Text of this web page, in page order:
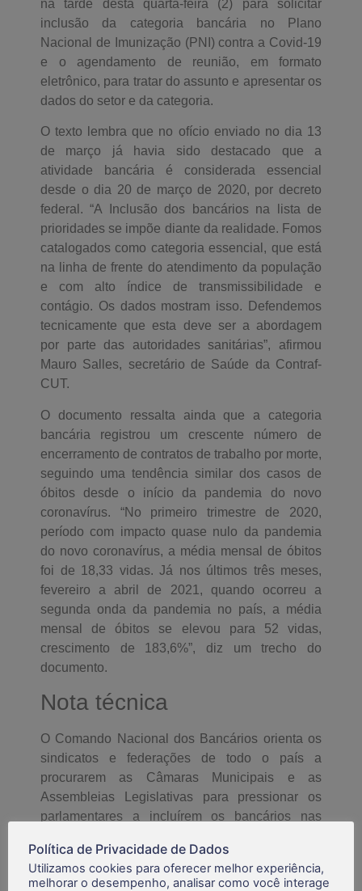
na tarde desta quarta-feira (2) para solicitar
inclusão da categoria bancária no Plano
Nacional de Imunização (PNI) contra a Covid-19
e o agendamento de reunião, em formato
eletrônico, para tratar do assunto e apresentar os
dados do setor e da categoria.
O texto lembra que no ofício enviado no dia 13
de março já havia sido destacado que a
atividade bancária é considerada essencial
desde o dia 20 de março de 2020, por decreto
federal. “A Inclusão dos bancários na lista de
prioridades se impõe diante da realidade. Fomos
catalogados como categoria essencial, que está
na linha de frente do atendimento da população
e com alto índice de transmissibilidade e
contágio. Os dados mostram isso. Defendemos
tecnicamente que esta deve ser a abordagem
por parte das autoridades sanitárias”, afirmou
Mauro Salles, secretário de Saúde da Contraf-
CUT.
O documento ressalta ainda que a categoria
bancária registrou um crescente número de
encerramento de contratos de trabalho por morte,
seguindo uma tendência similar dos casos de
óbitos desde o início da pandemia do novo
coronavírus. “No primeiro trimestre de 2020,
período com impacto quase nulo da pandemia
do novo coronavírus, a média mensal de óbitos
foi de 18,33 vidas. Já nos últimos três meses,
fevereiro a abril de 2021, quando ocorreu a
segunda onda da pandemia no país, a média
mensal de óbitos se elevou para 52 vidas,
crescimento de 183,6%”, diz um trecho do
documento.
Nota técnica
O Comando Nacional dos Bancários orienta os
sindicatos e federações de todo o país a
procurarem as Câmaras Municipais e as
Assembleias Legislativas para pressionar os
parlamentares a incluírem os bancários nas
estaduais. A Contraf-CUT também encaminhará
ofício para as casas. A orientação é baseada na
Política de Privacidade de Dados
Utilizamos cookies para oferecer melhor experiência,
melhorar o desempenho, analisar como você interage